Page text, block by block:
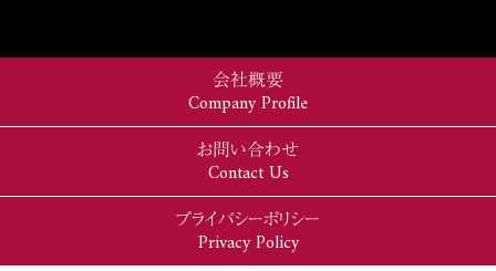
会社概要
Company Profile
お問い合わせ
Contact Us
プライバシーポリシー
Privacy Policy